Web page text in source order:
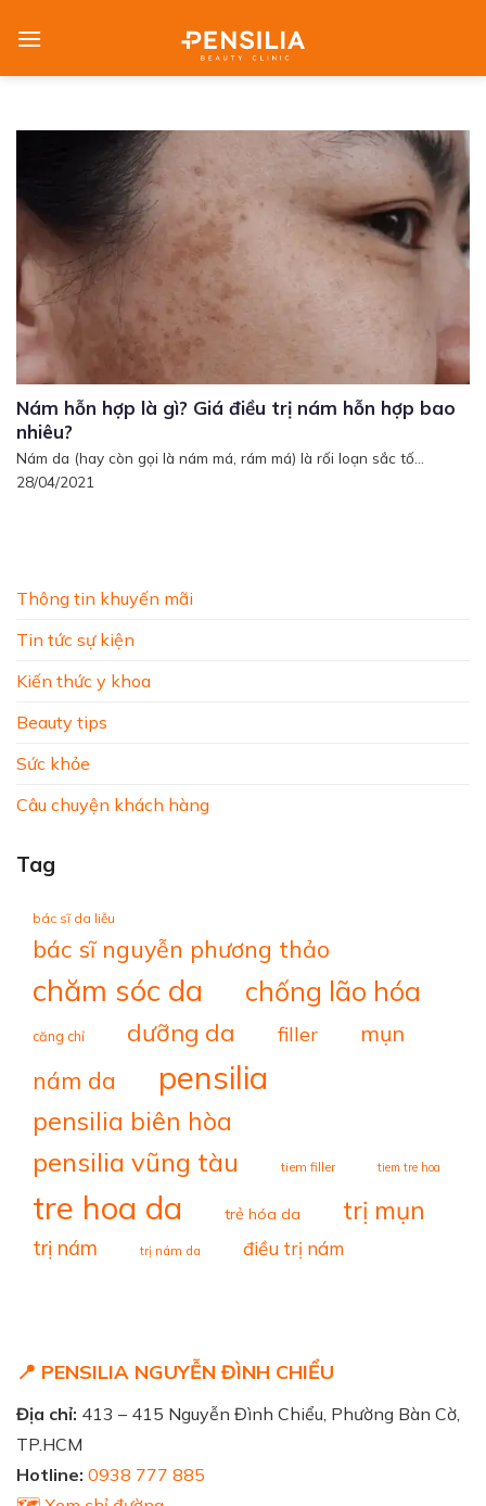
Thông tin khuyến mãi
Tin tức sự kiện
Kiến thức y khoa
Beauty tips
Sức khỏe
Câu chuyện khách hàng
Tag
bác sĩ da liễu
bác sĩ nguyễn phương thảo
chăm sóc da chống lão hóa
căng chỉ dưỡng da filler mụn
nám da pensilia
pensilia biên hòa
pensilia vũng tàu tiem filler tiem tre hoa
tre hoa da trẻ hóa da trị mụn
trị nám trị nám da điều trị nám
Nám hỗn hợp là gì? Giá điều trị nám hỗn hợp bao
nhiêu?
Nám da (hay còn gọi là nám má, rám má) là rối loạn sắc tố...
28/04/2021
📍 PENSILIA NGUYỄN ĐÌNH CHIỂU
Địa chỉ: 413 – 415 Nguyễn Đình Chiểu, Phường Bàn Cờ,
TP.HCM
Hotline: 0938 777 885